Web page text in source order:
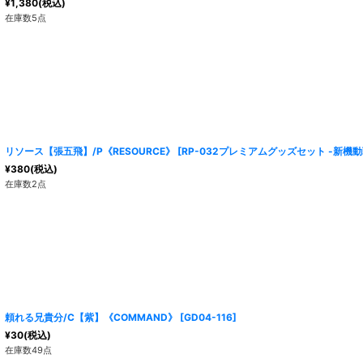
¥1,380(税込)
在庫数5点
リソース【張五飛】/P《RESOURCE》 [RP-032プレミアムグッズセット -新機
¥380(税込)
在庫数2点
頼れる兄貴分/C【紫】《COMMAND》 [GD04-116]
¥30(税込)
在庫数49点